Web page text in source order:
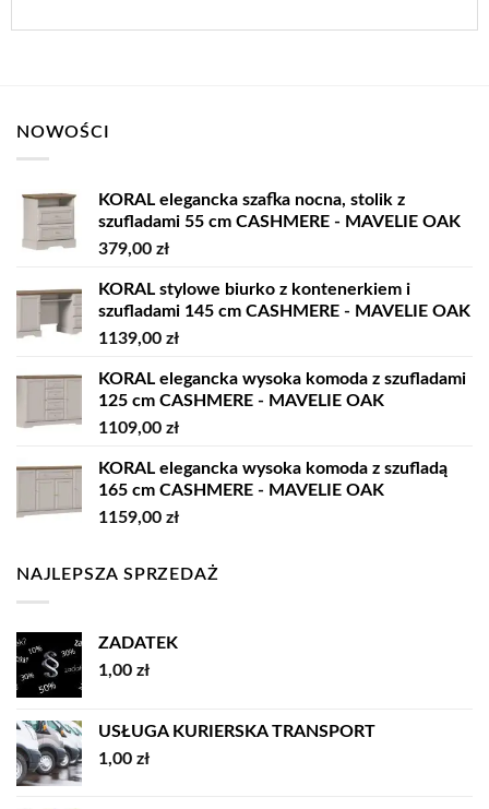
NOWOŚCI
KORAL elegancka szafka nocna, stolik z
szufladami 55 cm CASHMERE - MAVELIE OAK
379,00 zł
KORAL stylowe biurko z kontenerkiem i
szufladami 145 cm CASHMERE - MAVELIE OAK
1139,00 zł
KORAL elegancka wysoka komoda z szufladami
125 cm CASHMERE - MAVELIE OAK
1109,00 zł
KORAL elegancka wysoka komoda z szufladą
165 cm CASHMERE - MAVELIE OAK
1159,00 zł
NAJLEPSZA SPRZEDAŻ
ZADATEK
1,00 zł
USŁUGA KURIERSKA TRANSPORT
1,00 zł